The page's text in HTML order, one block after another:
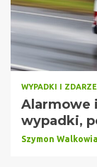
WYPADKI I
Alarmowe
wypadki,
Szymon